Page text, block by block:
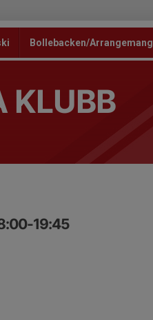
Bollebacken/Arrangemang
KLUBB
19:45